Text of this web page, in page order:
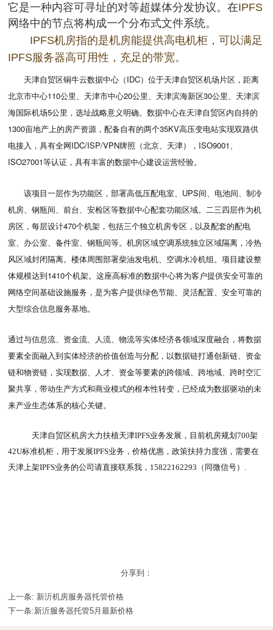
它是一种内容可寻址的对等超媒体分发协议。在IPFS
网络中的节点将构成一个分布式文件系统。
IPFS机房指的是机房能提供高电机柜，可以满足
IPFS服务器高可用性，充足的带宽。
天津自贸区铜牛云数据中心（IDC）位于天津自贸区机场片区，距离
北京市中心110公里、天津市中心20公里、天津滨海新区30公里、天津滨
海国际机场5公里，选址战略意义明确。数据中心在天津自贸区内自持的
1300亩地产上的房产资源，配备自有的两个35KV高压变电站实现双路供
电接入，具有全网IDC/ISP/VPN牌照（北京、天津），ISO9001、
ISO27001等认证，具有丰富的数据中心建设运营经验。
该项目一层作为功能区，部署高低压配电室、UPS间、电池间、制冷
机房、钢瓶间、前台、安检区等数据中心配套功能区域。二三四层作为机
房区，每层设计470个机架，包括三个独立机房专区，以及配套的配电
室、办公室、备件室、钢瓶间等。机房区域空调系统独立区域隔离，冷热
风区域封闭隔离。楼体周围部署柴油发电机、空调水冷机组。项目建设整
体规模达到1410个机架。这座高标准的数据中心将为客户提供安全可靠的
网络空间基础设施服务，是为客户提供绿色节能、灵活配置、安全可靠的
大型综合信息服务基地。
通过与信息流、资金流、人流、物流等实体经济各领域深度融合，将数据
要素全面融入到实体经济的价值创造与分配，以数据链打通创新链、资金
链和物资链，实现数据、人才、资金等要素的跨领域、跨地域、跨时空汇
聚共享，带动生产方式和商业模式的根本性转变，已经成为数据驱动的未
来产业生态体系的核心关键。
天津自贸区机房大力扶植天津IPFS业务发展，目前机房规划700架
42U标准机柜，用于发展IPFS业务，价格优惠，政策扶持力度强，需要在
天津上架IPFS业务的公司请直接联系我，15822162293（同微信号）.
分享到：
上一条: 新沂机房服务器托管价格
下一条:新沂服务器托管5月最新价格